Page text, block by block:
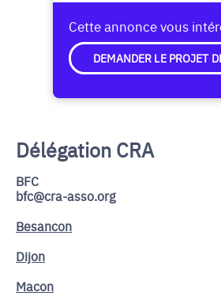
Cette annonce vous
DEMANDER LE PROJET
Délégation CRA
BFC
bfc@cra-asso.org
Besancon
Dijon
Macon